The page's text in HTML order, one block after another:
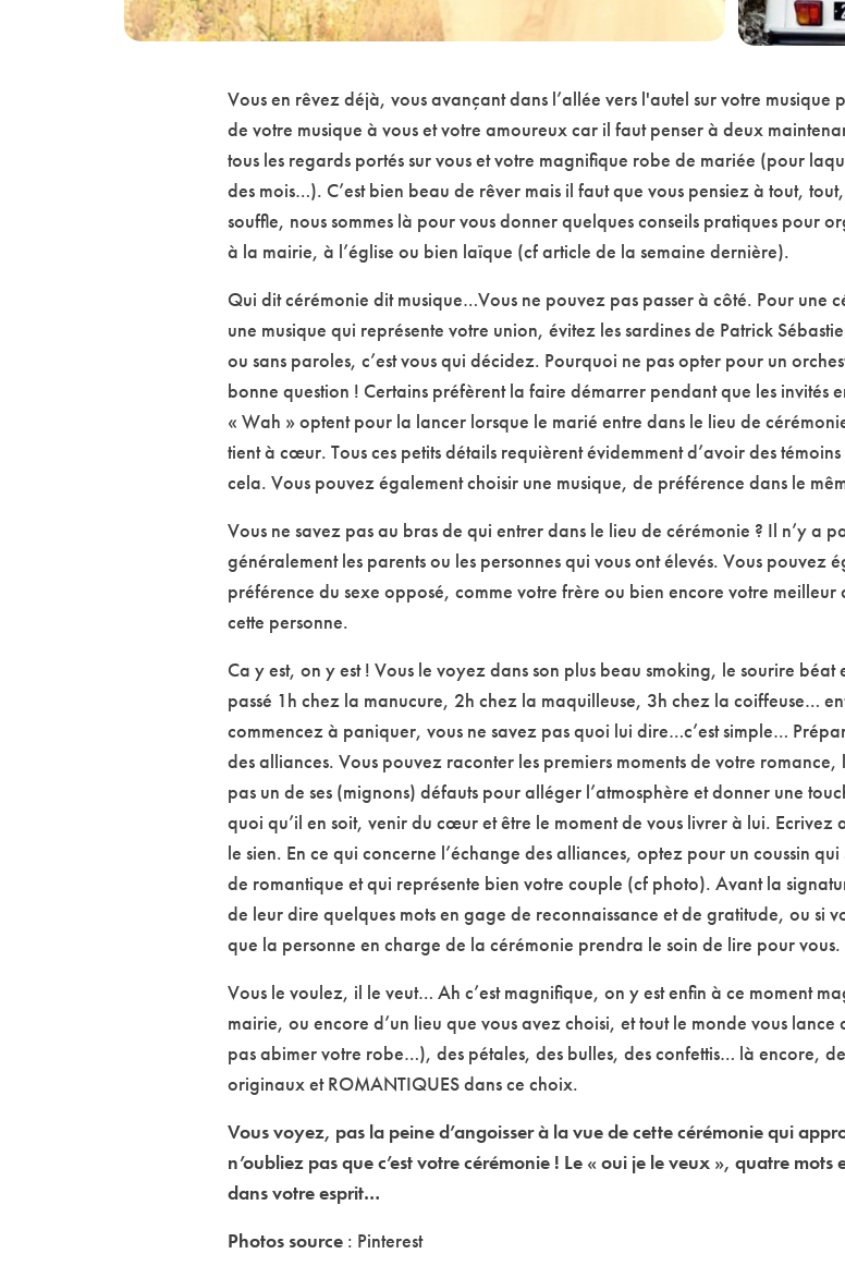
Vous en rêvez déjà, vous avançant dans l’allée vers l'autel sur votre
de votre musique à vous et votre amoureux car il faut penser à deux
tous les regards portés sur vous et votre magnifique robe de mariée (pour
des mois…). C’est bien beau de rêver mais il faut que vous pensiez à tout,
souffle, nous sommes là pour vous donner quelques conseils pratiques pour
à la mairie, à l’église ou bien laïque (cf article de la semaine dernière).
Qui dit cérémonie dit musique…Vous ne pouvez pas passer à côté. Pour une
une musique qui représente votre union, évitez les sardines de Patrick
ou sans paroles, c’est vous qui décidez. Pourquoi ne pas opter pour un
bonne question ! Certains préfèrent la faire démarrer pendant que les invités
« Wah » optent pour la lancer lorsque le marié entre dans le lieu de
tient à cœur. Tous ces petits détails requièrent évidemment d’avoir des
cela. Vous pouvez également choisir une musique, de préférence dans le
Vous ne savez pas au bras de qui entrer dans le lieu de cérémonie ? Il n’y a
généralement les parents ou les personnes qui vous ont élevés. Vous
préférence du sexe opposé, comme votre frère ou bien encore votre meilleur
cette personne.
Ca y est, on y est ! Vous le voyez dans son plus beau smoking, le sourire
passé 1h chez la manucure, 2h chez la maquilleuse, 3h chez la coiffeuse…
commencez à paniquer, vous ne savez pas quoi lui dire…c’est simple…
des alliances. Vous pouvez raconter les premiers moments de votre
pas un de ses (mignons) défauts pour alléger l’atmosphère et donner une
quoi qu’il en soit, venir du cœur et être le moment de vous livrer à lui.
le sien. En ce qui concerne l’échange des alliances, optez pour un coussin
de romantique et qui représente bien votre couple (cf photo). Avant la
de leur dire quelques mots en gage de reconnaissance et de gratitude, ou si
que la personne en charge de la cérémonie prendra le soin de lire pour vous.
Vous le voulez, il le veut… Ah c’est magnifique, on y est enfin à ce moment
mairie, ou encore d’un lieu que vous avez choisi, et tout le monde vous
pas abimer votre robe…), des pétales, des bulles, des confettis… là encore,
originaux et ROMANTIQUES dans ce choix.
Vous voyez, pas la peine d’angoisser à la vue de cette cérémonie qui
n’oubliez pas que c’est votre cérémonie ! Le « oui je le veux », quatre
dans votre esprit…
Photos source : Pinterest